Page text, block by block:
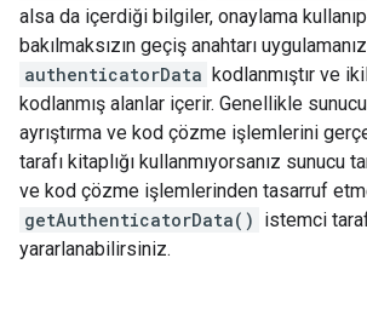
alsa da içerdiği bilgiler, onaylama kullanıp
bakılmaksızın geçiş anahtarı
authenticatorData kodlanmıştır ve
kodlanmış alanlar içerir. Genellikle sunucu
ayrıştırma ve kod çözme işlemlerini
tarafı kitaplığı kullanmıyorsanız sunucu
ve kod çözme işlemlerinden tasarruf
getAuthenticatorData() istemci
yararlanabilirsiniz.